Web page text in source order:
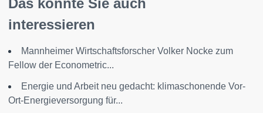
Das könnte Sie auch
interessieren
Mannheimer Wirtschaftsforscher Volker Nocke zum
Fellow der Econometric...
Energie und Arbeit neu gedacht: klimaschonende Vor-
Ort-Energieversorgung für...